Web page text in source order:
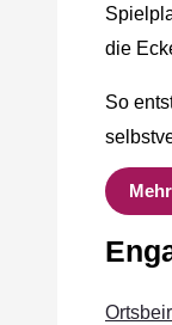
die
So